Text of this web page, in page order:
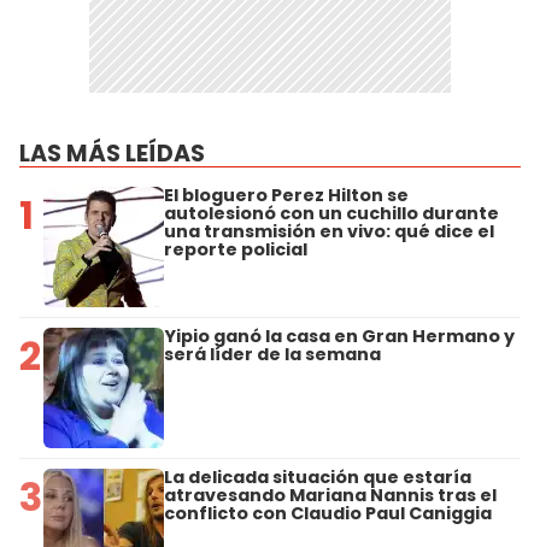
LAS MÁS LEÍDAS
1 El bloguero Perez Hilton se
autolesionó con un cuchillo durante
una transmisión en vivo: qué dice el
reporte policial
2 Yipio ganó la casa en Gran Hermano y
será líder de la semana
3 La delicada situación que estaría
atravesando Mariana Nannis tras el
conflicto con Claudio Paul Caniggia